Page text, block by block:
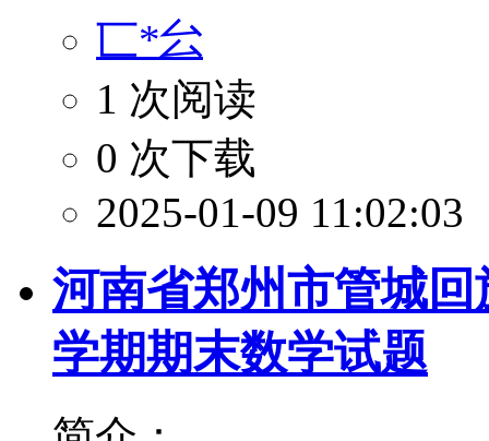
匸*㕕
1 次阅读
0 次下载
2025-01-09 11:02:03
河南省郑州市管城回
学期期末数学试题